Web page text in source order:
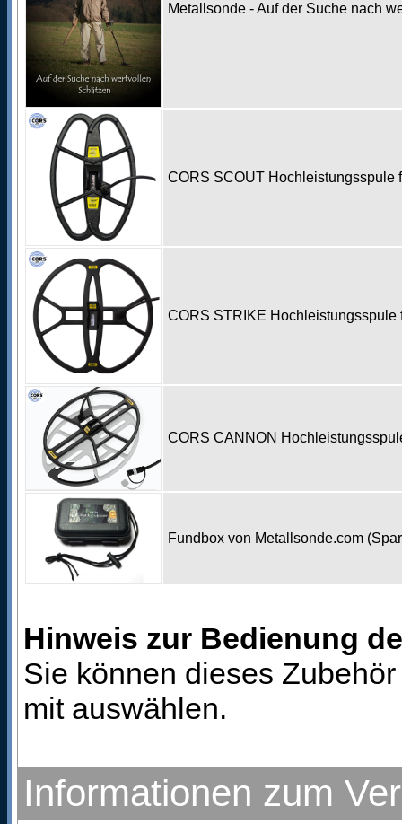
Metallsonde - Auf der Suche nach
CORS SCOUT
CORS STRIKE
CORS CANNON
Fundbox von Metallsonde.com
Hinweis zur Bedienung
Sie können dieses
mit auswählen.
Informationen zum